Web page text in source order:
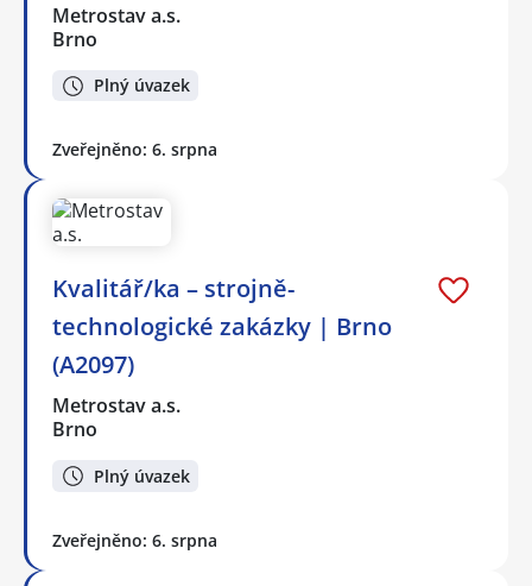
Metrostav a.s.
Brno
Plný úvazek
Zveřejněno: 6. srpna
Kvalitář/ka – strojně-
technologické zakázky | Brno
(A2097)
Metrostav a.s.
Brno
Plný úvazek
Zveřejněno: 6. srpna